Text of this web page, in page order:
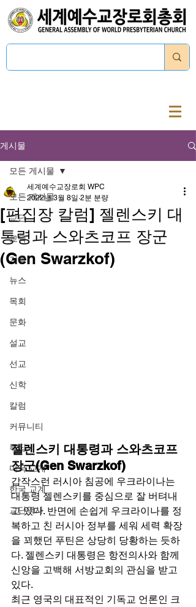
게시물
모든 게시물
교단
교육
기획
뉴스
목회
문화
설교
선교
신학
칼럼
커뮤니티
특집
미국 교계
한국 교계
교단역사
모든 게시물
[편집장 칼럼] 젤렌스키 대
통령과 스와츠코프 장군
(Gen Swarzkof)
세계예수교장로회 WPC
2022년 3월 8일 2분 분량
젤렌스키 대통령과 스와츠코프
장군(Gen Swarzkof)
갑작스런 러시아 침공에 우크라이나는
대통령 젤렌스키를 중심으로 잘 버텨내
고 있다. 반면에 손쉽게 우크라이나를 정
복하고 친 러시아 정부를 세워 세력 확장
을 꾀했던 푸틴은 상당히 당황하는 듯하
다. 젤렌스키 대통령은 항전의사와 함께
신앙을 고백해 서방교회의 관심을 받고
있다.
최근 영국의 대표적인 기독교 언론인 크